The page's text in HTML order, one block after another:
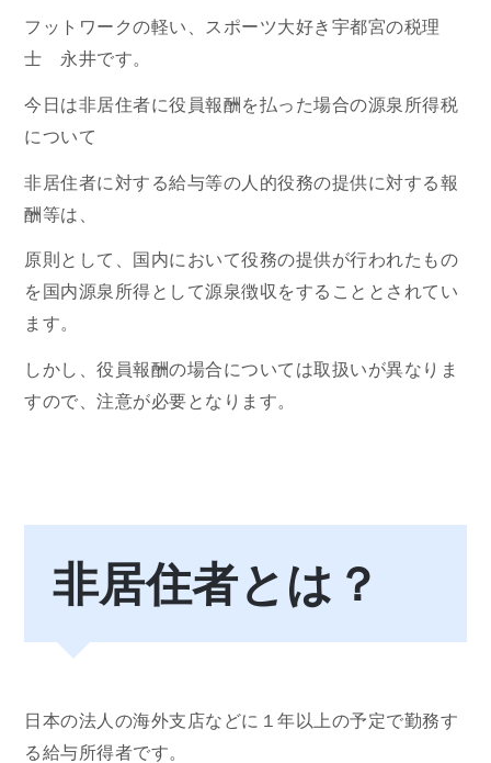
フットワークの軽い、スポーツ大好き宇都宮の税理
士 永井です。
今日は非居住者に役員報酬を払った場合の源泉所得税
について
非居住者に対する給与等の人的役務の提供に対する報
酬等は、
原則として、国内において役務の提供が行われたもの
を国内源泉所得として源泉徴収をすることとされてい
ます。
しかし、役員報酬の場合については取扱いが異なりま
すので、注意が必要となります。
非居住者とは？
日本の法人の海外支店などに１年以上の予定で勤務す
る給与所得者です。